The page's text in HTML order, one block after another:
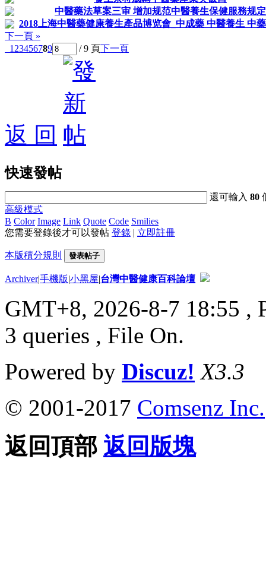
中醫藥法草案三审 增加规范中醫養生保健服務规定
2018上海中醫藥健康養生產品博览會_中成藥 中醫養生 中
下一頁 »
1 23456789 / 9 頁下一頁
返 回
快速發帖
還可輸入80
高級模式
B Color Image Link Quote Code Smilies
您需要登錄後才可以發帖 登錄 | 立即註冊
本版積分規則 發表帖子
Archiver|手機版|小黑屋|台灣中醫健康百科論壇
GMT+8, 2026-8-7 18:55 ,
3 queries , File On.
Powered by Discuz! X3.3
© 2001-2017 Comsenz Inc.
返回頂部 返回版塊